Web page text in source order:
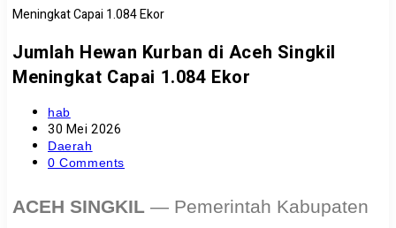
Jumlah Hewan Kurban di Aceh Singkil
Meningkat Capai 1.084 Ekor
Post
author:
hab
Post
published:
30 Mei 2026
Post
category:
Daerah
Post
0 Comments
ACEH SINGKIL — Pemerintah Kabupaten